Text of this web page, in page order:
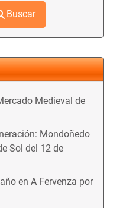
Buscar
Medieval de
Mondoñedo
Sol del 12 de
en A Fervenza por